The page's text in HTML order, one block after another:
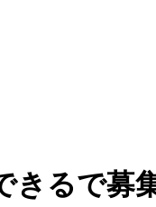
きるで